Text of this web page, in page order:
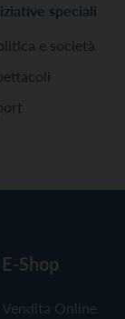
speciali
e società
E-Shop
Vendita Online